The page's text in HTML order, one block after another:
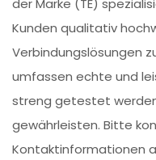
der Marke (TE)
Kunden qualitativ
Verbindungslösungen
umfassen echte und
streng getestet
gewährleisten. Bitte
Kontaktinformationen